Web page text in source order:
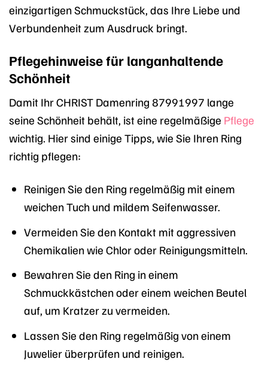
einzigartigen Schmuckstück, das Ihre Liebe und
Verbundenheit zum Ausdruck bringt.
Pflegehinweise für langanhaltende
Schönheit
Damit Ihr CHRIST Damenring 87991997 lange
seine Schönheit behält, ist eine regelmäßige Pflege
wichtig. Hier sind einige Tipps, wie Sie Ihren Ring
richtig pflegen:
Reinigen Sie den Ring regelmäßig mit einem
weichen Tuch und mildem Seifenwasser.
Vermeiden Sie den Kontakt mit aggressiven
Chemikalien wie Chlor oder Reinigungsmitteln.
Bewahren Sie den Ring in einem
Schmuckkästchen oder einem weichen Beutel
auf, um Kratzer zu vermeiden.
Lassen Sie den Ring regelmäßig von einem
Juwelier überprüfen und reinigen.